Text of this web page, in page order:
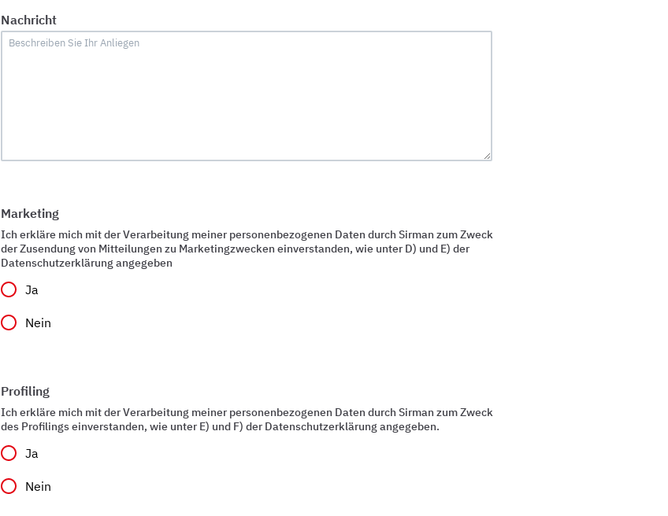
Nachricht
Marketing
Ich erkläre mich mit der Verarbeitung meiner personenbezogenen Daten durch Sirman zum Zweck
der Zusendung von Mitteilungen zu Marketingzwecken einverstanden, wie unter D) und E) der
Datenschutzerklärung angegeben
Ja
Nein
Profiling
Ich erkläre mich mit der Verarbeitung meiner personenbezogenen Daten durch Sirman zum Zweck
des Profilings einverstanden, wie unter E) und F) der Datenschutzerklärung angegeben.
Ja
Nein